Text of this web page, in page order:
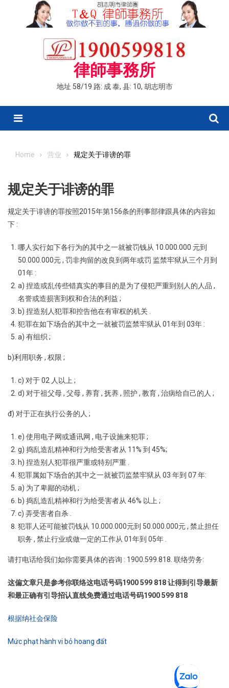
律師事務所
地址 58/19 路: 成 泰, 县: 10, 胡志明市
Menu
Home 营业 规定关于诽谤的罪
规定关于诽谤的罪
规定关于诽谤的罪按照2015年第156条的刑事部律跟具体的内容如
下 :
哪人实行如下各行为的其中之一就被罚钱从 10.000.000 元到
50.000.000元 , 罚非拘留的改良到两年或罚 监禁牢狱从三个月到
01年 :
a) 捏造或乱传些错真实的事目的是为了侵犯严重到别人的人品 ,
名誉或造损害到权和合法的利益 ;
b) 捏造别人犯罪和控告他在有审权的机关 .
犯罪在如下场合的其中之一就被罚监禁牢狱从 01年到 03年 :
a) 有组织 ;
b)利用职务 , 权限 ;
c) 对于 02 人以上 ;
d) 对于祖父母 , 父母 , 养育 , 抚养 , 照护 , 教育 , 治病给自己的人 ;
đ) 对于正在执行公务的人 ;
e) 使用电子网或通讯网 , 电子设施来犯罪 ;
g) 捣乱造乱精神和行为给受害者从 11% 到 45%;
h) 捏造别人犯罪很严重或特别严重 .
犯罪属如下场合的其中之一就被罚监禁牢狱从 03 年到 07 年:
a) 为了卑鄙的动机 ;
b) 捣乱造乱精神和行为给受害者从 46% 以上 ;
c) 弄受害者自杀 .
犯罪人还可能被罚钱从 10.000.000元到 50.000.000元 , 禁止担任
职务 , 禁止行业或做一定的工作从 01年到 05年 .
请打电话给我们如你需要具体的咨询 : 1900.599.818. 联络劳务:
这偏文章只是参考你联络这电话号码1900 599 818 让得到引导最新
和最正确有引导招认直线免费通过电话号码1900 599 818
根据纳社会保险
Mức phạt hành vi bỏ hoang đất